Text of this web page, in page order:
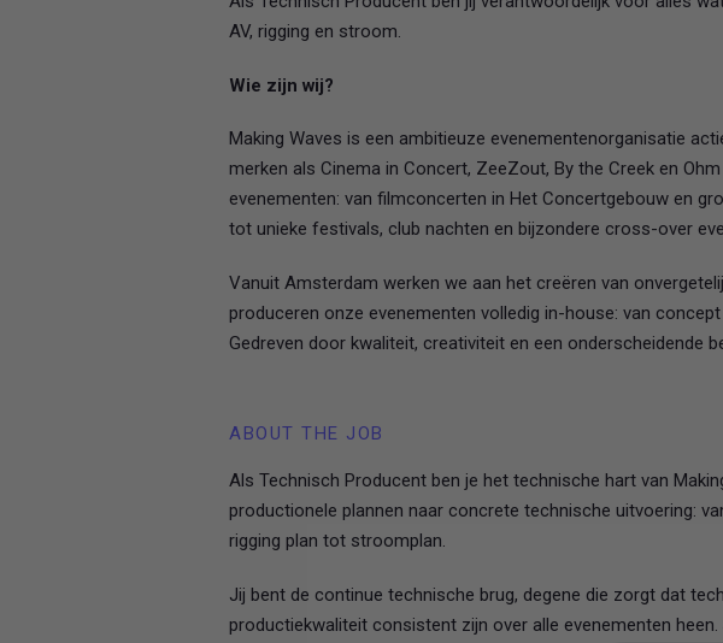
AV, rigging en stroom.
Wie zijn wij?
Making Waves is een ambitieuze evenementenorganisatie
merken als Cinema in Concert, ZeeZout, By the Creek en
evenementen: van filmconcerten in Het Concertgebouw en
tot unieke festivals, club nachten en bijzondere cross-over
Vanuit Amsterdam werken we aan het creëren van
produceren onze evenementen volledig in-house: van
Gedreven door kwaliteit, creativiteit en een onderscheidende
ABOUT THE JOB
Als Technisch Producent ben je het technische hart van
productionele plannen naar concrete technische uitvoering:
rigging plan tot stroomplan.
Jij bent de continue technische brug, degene die zorgt dat
productiekwaliteit consistent zijn over alle evenementen heen.